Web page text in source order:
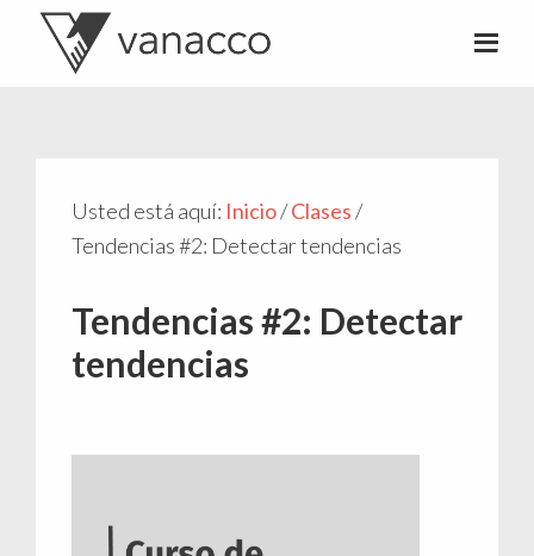
Usted está aquí: Inicio/Clases/
Tendencias #2: Detectar tendencias
Tendencias #2: Detectar
tendencias